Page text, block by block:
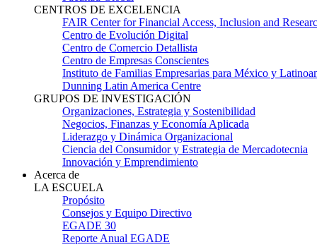
CENTROS DE EXCELENCIA
FAIR Center for Financial Access, Inclusion and
Centro de Evolución Digital
Centro de Comercio Detallista
Centro de Empresas Conscientes
Instituto de Familias Empresarias para México y
Dunning Latin America Centre
GRUPOS DE INVESTIGACIÓN
Organizaciones, Estrategia y Sostenibilidad
Negocios, Finanzas y Economía Aplicada
Liderazgo y Dinámica Organizacional
Ciencia del Consumidor y Estrategia de Mercadotecnia
Innovación y Emprendimiento
Acerca de
LA ESCUELA
Propósito
Consejos y Equipo Directivo
EGADE 30
Reporte Anual EGADE